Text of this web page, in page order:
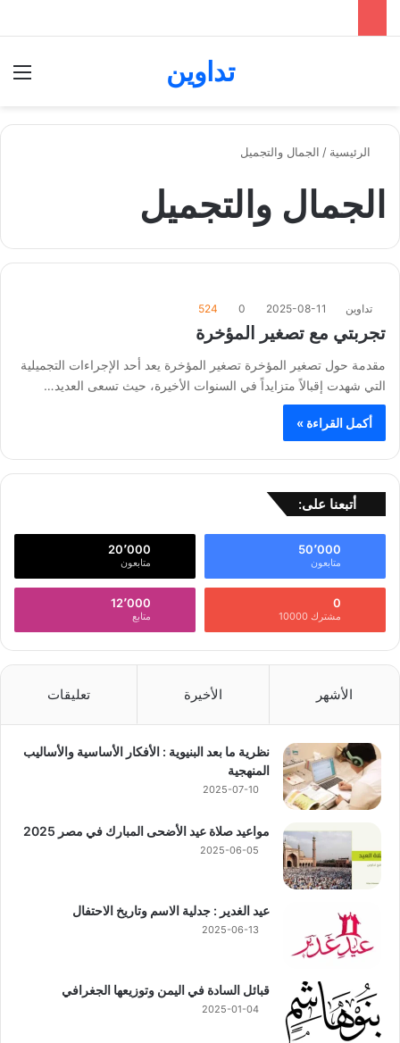
تداوين
الرئيسية / الجمال والتجميل
الجمال والتجميل
تداوين 2025-08-11
0
524
تجربتي مع تصغير المؤخرة
مقدمة حول تصغير المؤخرة تصغير المؤخرة يعد أحد الإجراءات التجميلية
التي شهدت إقبالاً متزايداً في السنوات الأخيرة، حيث تسعى العديد…
أكمل القراءة »
أتبعنا على:
50٬000
متابعون
20٬000
متابعون
0
مشترك 10000
12٬000
متابع
الأشهر الأخيرة تعليقات
نظرية ما بعد البنيوية : الأفكار الأساسية والأساليب
المنهجية
2025-07-10
مواعيد صلاة عيد الأضحى المبارك في مصر 2025
2025-06-05
عيد الغدير : جدلية الاسم وتاريخ الاحتفال
2025-06-13
قبائل السادة في اليمن وتوزيعها الجغرافي
2025-01-04